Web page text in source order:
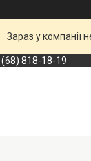
Зараз у компанії
(68) 818-18-19